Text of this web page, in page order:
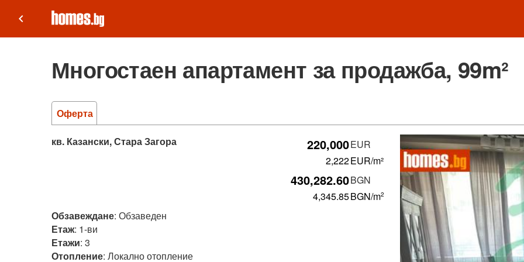
keyboard_arrow_left
Многостаен апартамент за продажба, 99m²
Оферта
кв. Казански, Стара Загора 220,000EUR
2,222EUR/m²
430,282.60BGN
4,345.85BGN/m2
Обзавеждане: Обзаведен
Етаж: 1-ви
Етажи: 3
Отопление: Локално отопление